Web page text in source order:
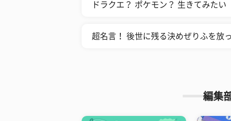
ドラクエ？ ポケモン？ 生きてみたい
超名言！ 後世に残る決めぜりふを放
編集